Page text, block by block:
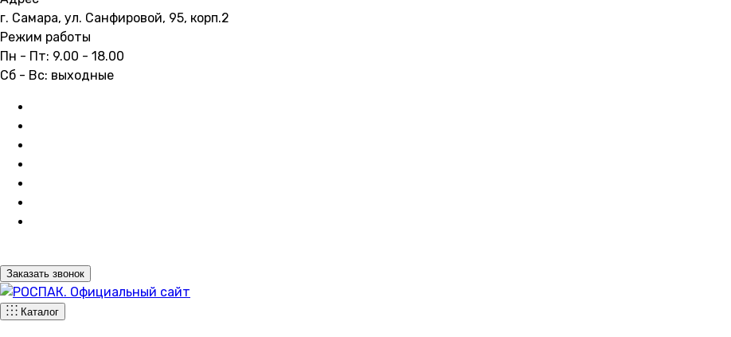
г. Самара, ул. Санфировой, 95, корп.2
Режим работы
Пн - Пт: 9.00 - 18.00
Сб - Вс: выходные
Заказать звонок
Каталог